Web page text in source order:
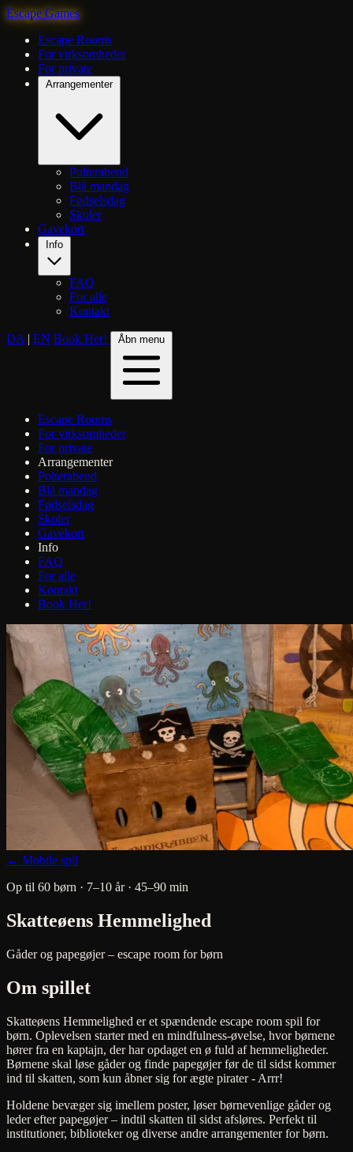
Escape Games
Escape Rooms
For virksomheder
For private
Arrangementer
Polterabend
Blå mandag
Fødselsdag
Skoler
Gavekort
FAQ
For alle
Kontakt
DA | EN Book Her! Åbn menu
Escape Rooms
For virksomheder
For private
Arrangementer
Polterabend
Blå mandag
Fødselsdag
Skoler
Gavekort
Info
FAQ
For alle
Kontakt
Book Her!
← Mobile spil
Op til 60 børn · 7–10 år · 45–90 min
Skatteøens Hemmelighed
Gåder og papegøjer – escape room for børn
Om spillet
Skatteøens Hemmelighed er et spændende escape room spil for
børn. Oplevelsen starter med en mindfulness-øvelse, hvor børnene
hører fra en kaptajn, der har opdaget en ø fuld af hemmeligheder.
Børnene skal løse gåder og finde papegøjer før de til sidst kommer
ind til skatten, som kun åbner sig for ægte pirater - Arrr!
Holdene bevæger sig imellem poster, løser børnevenlige gåder og
leder efter papegøjer – indtil skatten til sidst afsløres. Perfekt til
institutioner, biblioteker og diverse andre arrangementer for børn.